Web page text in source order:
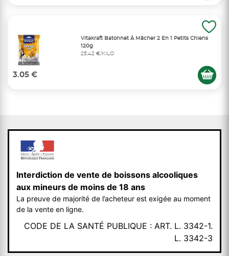
Vitakraft Batonnet À Mâcher 2 En 1 Petits Chiens
120g
25,42 €/KILO
3.05 €
Interdiction de vente de boissons alcooliques
aux mineurs de moins de 18 ans
La preuve de majorité de l’acheteur est exigée au moment
de la vente en ligne.
CODE DE LA SANTÉ PUBLIQUE : ART. L. 3342-1.
L. 3342-3